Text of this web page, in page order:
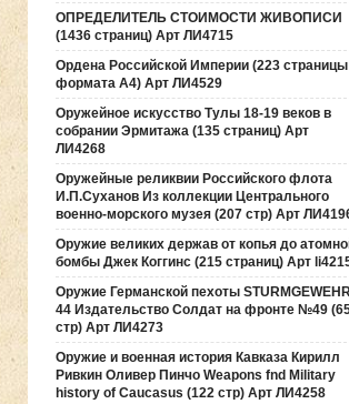
ОПРЕДЕЛИТЕЛЬ СТОИМОСТИ ЖИВОПИСИ
(1436 страниц) Арт ЛИ4715
Ордена Российской Империи (223 страницы
формата А4) Арт ЛИ4529
Оружейное искусство Тулы 18-19 веков в
собрании Эрмитажа (135 страниц) Арт
ЛИ4268
Оружейные реликвии Российского флота
И.П.Суханов Из коллекции Центрального
военно-морского музея (207 стр) Арт
Оружие великих держав от копья до
бомбы Джек Коггинс (215 страниц) Арт
Оружие Германской пехоты
44 Издательство Солдат на фронте №49
стр) Арт ЛИ4273
Оружие и военная история Кавказа Кирилл
Ривкин Оливер Пинчо Weapons fnd Military
history of Caucasus (122 стр) Арт ЛИ4258